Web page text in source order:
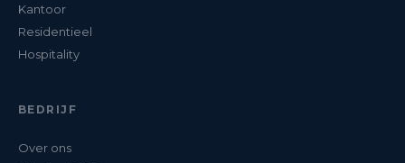
Kantoor
Residentieel
Hospitality
BEDRIJF
Over ons